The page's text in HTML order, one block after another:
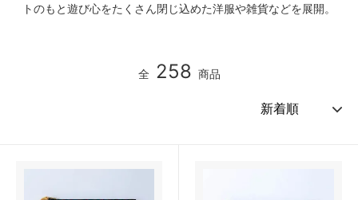
トのもと遊び心をたくさん閉じ込めた洋服や雑貨などを展開。
全 258 商品